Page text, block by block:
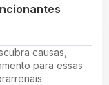
causas,
para essas